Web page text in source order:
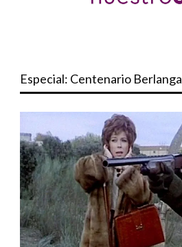
Especial: Centenario Berlanga